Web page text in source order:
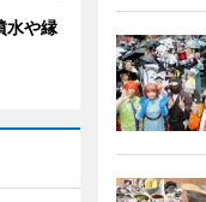
水や縁